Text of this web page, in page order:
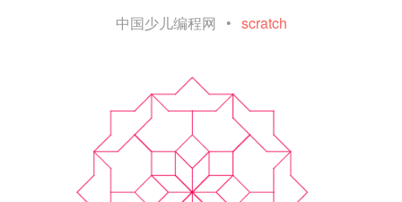
中国少儿编程网 • scratch